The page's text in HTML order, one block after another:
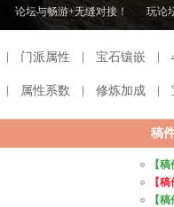
论坛与畅游+无缝对接！ 玩论
门派属性 宝石镶嵌
属性系数 修炼加成
稿
【
【
【